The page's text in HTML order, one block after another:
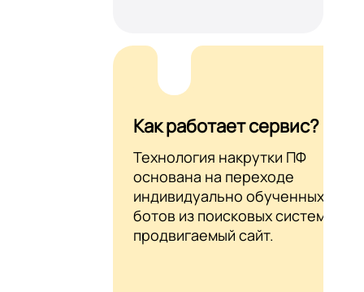
Как работает сервис?
Технология накрутки ПФ
основана на переходе
индивидуально обученных AI-
ботов из поисковых систем на
продвигаемый сайт.